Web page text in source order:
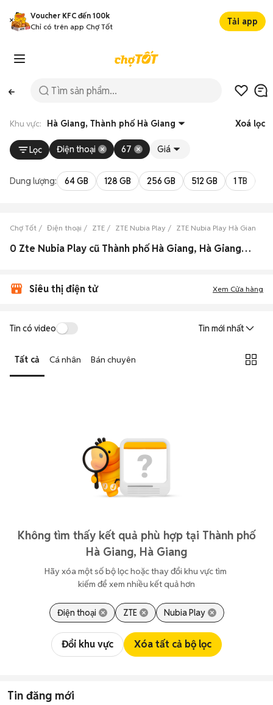
Voucher KFC đến 100k
Chỉ có trên app Chợ Tốt
Tải app
Khu vực: Hà Giang, Thành phố Hà Giang Xoá lọc
Lọc Điện thoại 67 Giá
Dung lượng: 64 GB 128 GB 256 GB 512 GB 1 TB
Chợ Tốt Điện thoại ZTE ZTE Nubia Play ZTE Nubia Play Hà Giang
0 Zte Nubia Play cũ Thành phố Hà Giang, Hà Giang đẹp
Siêu thị điện tử Xem Cửa hàng
Tin có video Tin mới nhất
Tất cả Cá nhân Bán chuyên
Không tìm thấy kết quả phù hợp tại Thành phố
Hà Giang, Hà Giang
Hãy xóa một số bộ lọc hoặc thay đổi khu vực tìm
kiếm để xem nhiều kết quả hơn
Điện thoại ZTE Nubia Play
Đổi khu vực Xóa tất cả bộ lọc
Tin đăng mới